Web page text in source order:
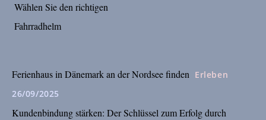
Wählen Sie den richtigen
Fahrradhelm
Ferienhaus in Dänemark an der Nordsee finden Erleben
26/09/2025
Kundenbindung stärken: Der Schlüssel zum Erfolg durch